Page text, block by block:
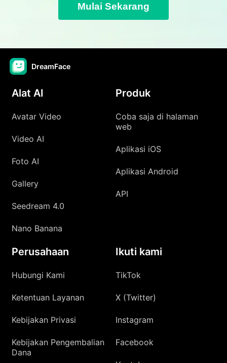
Mulai Sekarang
DreamFace
Alat AI
Avatar Video
Video AI
Foto AI
Gallery
Seedream 4.0
Nano Banana
Produk
Coba saja di halaman
web
Aplikasi iOS
Aplikasi Android
API
Perusahaan
Hubungi Kami
Ketentuan Layanan
Kebijakan Privasi
Kebijakan Pengembalian
Dana
Ikuti kami
TikTok
X (Twitter)
Instagram
Facebook